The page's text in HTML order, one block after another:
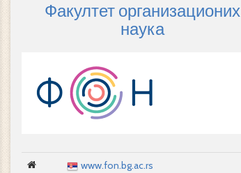
Факултет организационих
наука
www.fon.bg.ac.rs